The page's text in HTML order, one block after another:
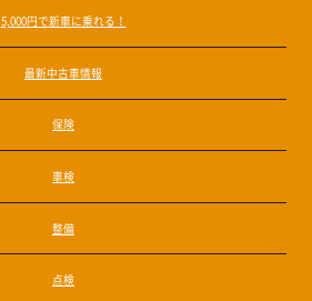
5,000円で新車に乗れる！
最新中古車情報
保険
車検
整備
点検